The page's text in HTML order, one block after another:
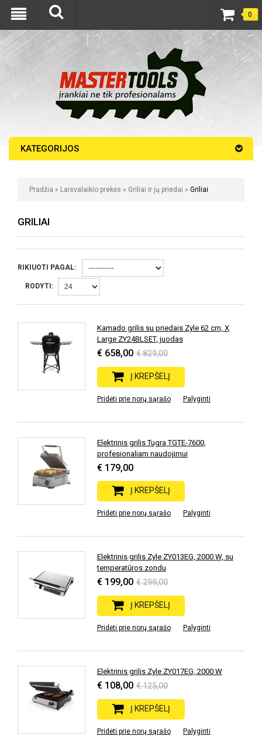
0
KATEGORIJOS
Pradžia » Laisvalaikio prekės » Griliai ir jų priedai » Griliai
GRILIAI
RIKIUOTI PAGAL:
RODYTI:
Kamado grilis su priedais Zyle 62 cm, X
Large ZY24BLSET, juodas
€ 658,00 € 829,00
Į KREPŠELĮ
Pridėti prie norų sąrašo Palyginti
Elektrinis grilis Tugra TGTE-7600,
profesionaliam naudojimui
€ 179,00
Į KREPŠELĮ
Pridėti prie norų sąrašo Palyginti
Elektrinis grilis Zyle ZY013EG, 2000 W, su
temperatūros zondu
€ 199,00 € 299,00
Į KREPŠELĮ
Pridėti prie norų sąrašo Palyginti
Elektrinis grilis Zyle ZY017EG, 2000 W
€ 108,00 € 125,00
Į KREPŠELĮ
Pridėti prie norų sąrašo Palyginti